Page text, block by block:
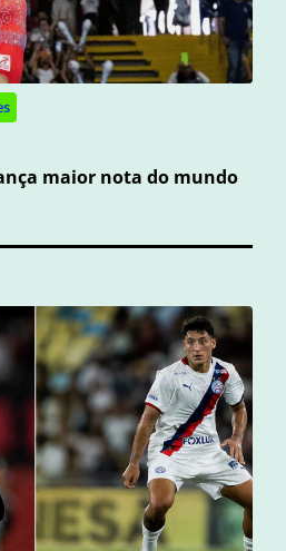
maior nota do mundo